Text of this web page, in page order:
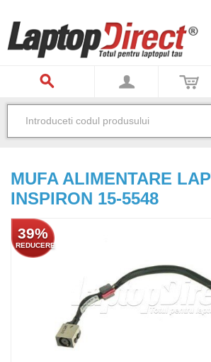
MUFA ALIMENTARE
INSPIRON 15-5548
39%
REDUCERE